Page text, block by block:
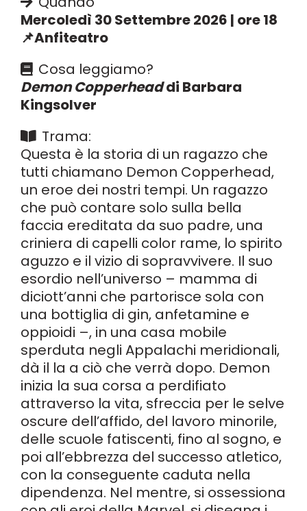
Mercoledì 30 Settembre 2026 | ore 18
📌Anfiteatro
Cosa leggiamo?
Demon Copperheaddi Barbara
Kingsolver
Trama:
Questa è la storia di un ragazzo che
tutti chiamano Demon Copperhead,
un eroe dei nostri tempi. Un ragazzo
che può contare solo sulla bella
faccia ereditata da suo padre, una
criniera di capelli color rame, lo spirito
aguzzo e il vizio di sopravvivere. Il suo
esordio nell’universo – mamma di
diciott’anni che partorisce sola con
una bottiglia di gin, anfetamine e
oppioidi –, in una casa mobile
sperduta negli Appalachi meridionali,
dà il la a ciò che verrà dopo. Demon
inizia la sua corsa a perdifiato
attraverso la vita, sfreccia per le selve
oscure dell’affido, del lavoro minorile,
delle scuole fatiscenti, fino al sogno, e
poi all’ebbrezza del successo atletico,
con la conseguente caduta nella
dipendenza. Nel mentre, si ossessiona